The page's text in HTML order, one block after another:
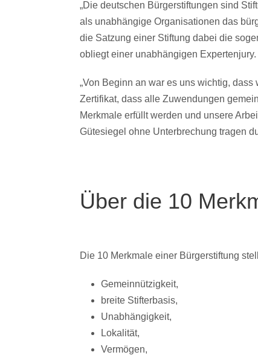
„Die deutschen Bürgerstiftungen sind
als unabhängige Organisationen das
die Satzung einer Stiftung dabei die
obliegt einer unabhängigen Expertenjury.
„Von Beginn an war es uns wichtig,
Zertifikat, dass alle Zuwendungen
Merkmale erfüllt werden und unsere
Gütesiegel ohne Unterbrechung tragen
Über die 10
Die 10 Merkmale einer Bürgerstiftung
Gemeinnützigkeit,
breite Stifterbasis,
Unabhängigkeit,
Lokalität,
Vermögen,